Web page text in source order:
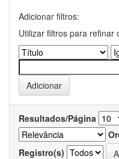
Adicionar filtros:
Utilizar filtros para refinar
Resultados/Página
Registro(s)